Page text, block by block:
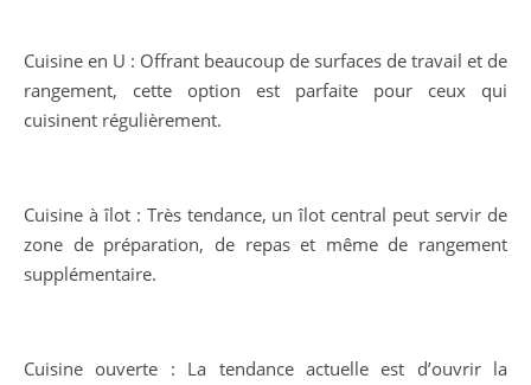
Cuisine en U : Offrant beaucoup de surfaces de travail et de
rangement, cette option est parfaite pour ceux qui
cuisinent régulièrement.
Cuisine à îlot : Très tendance, un îlot central peut servir de
zone de préparation, de repas et même de rangement
supplémentaire.
Cuisine ouverte : La tendance actuelle est d’ouvrir la